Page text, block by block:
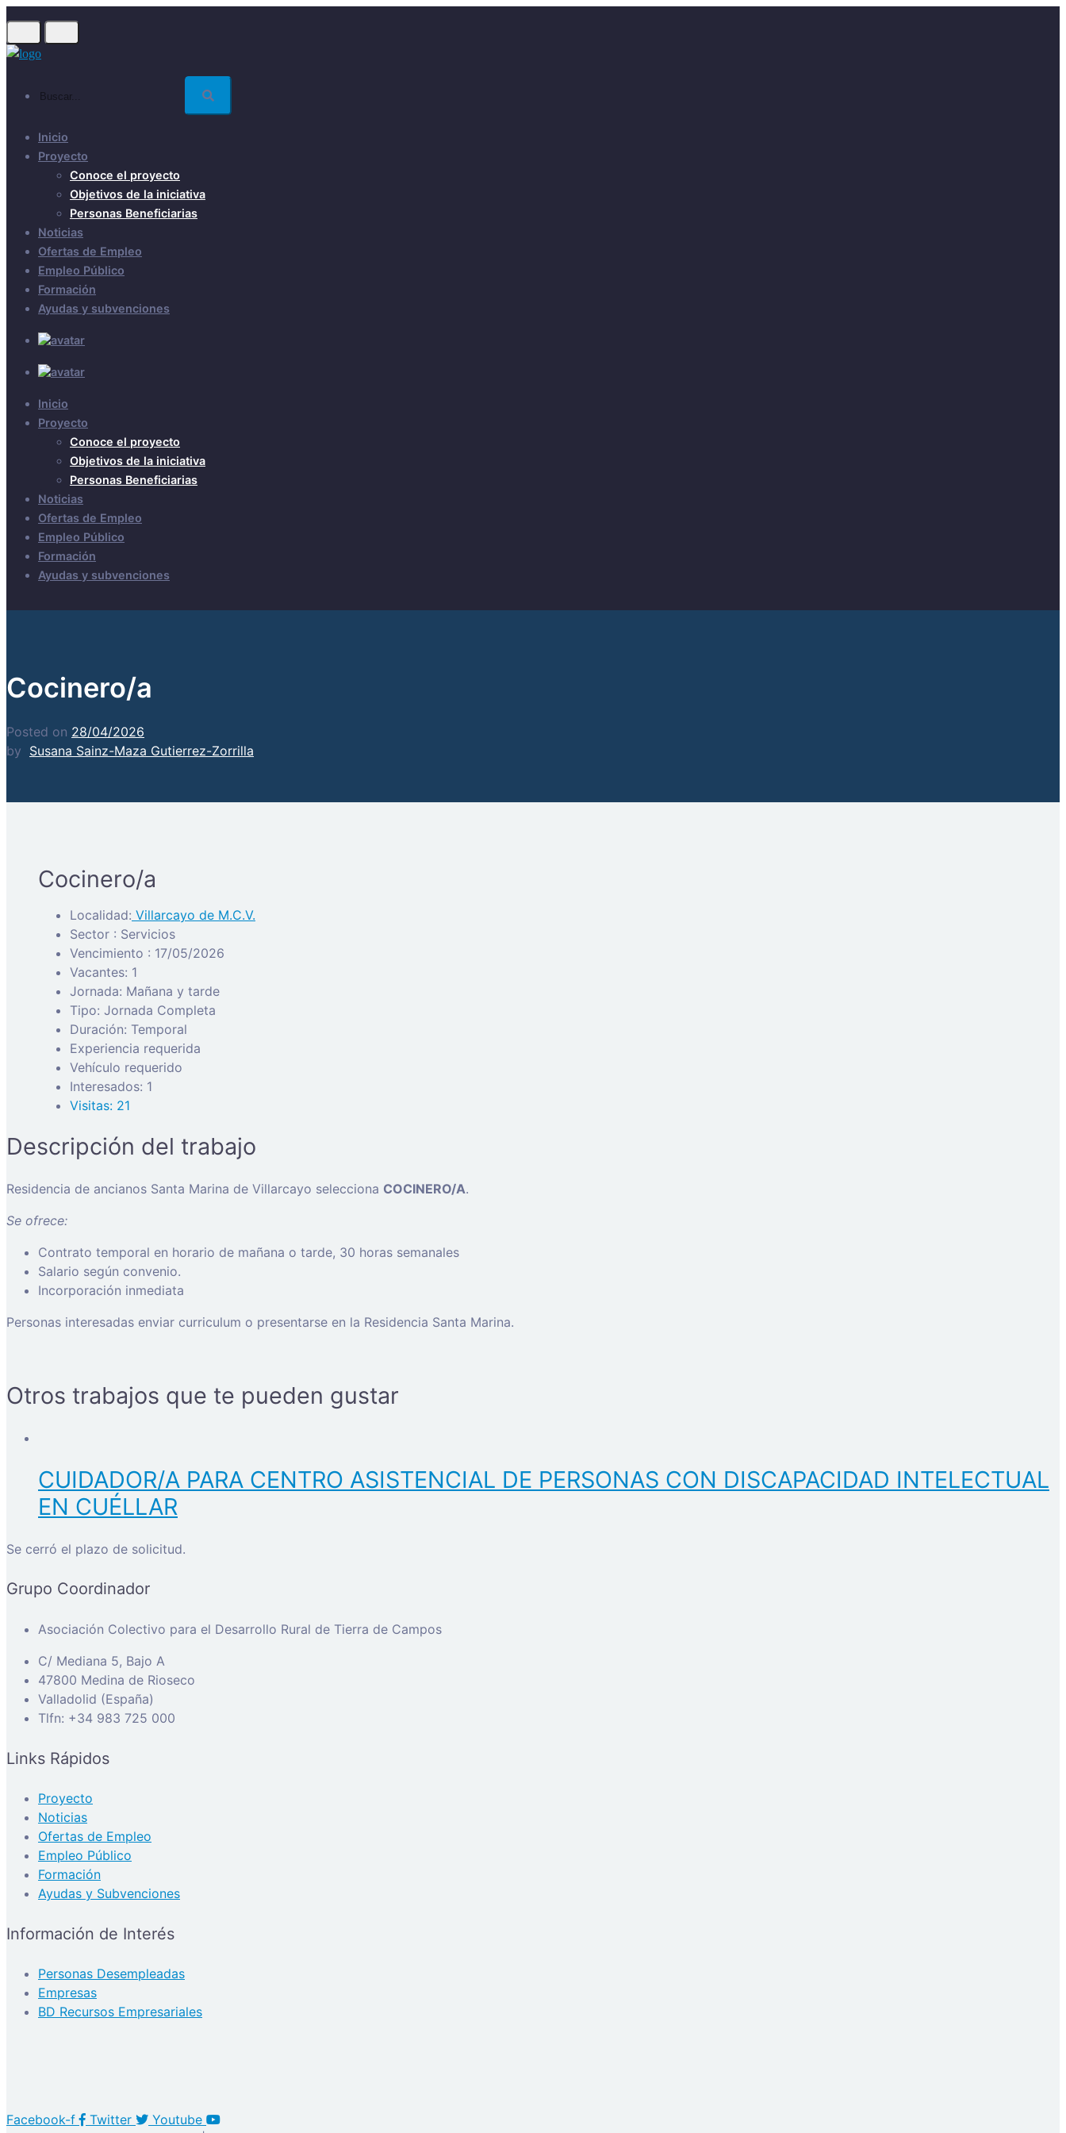
main
Inicio
Proyecto
Conoce el proyecto
Objetivos de la iniciativa
Personas Beneficiarias
Noticias
Ofertas de Empleo
Empleo Público
Formación
Ayudas y subvenciones
Inicio
Proyecto
Conoce el proyecto
Objetivos de la iniciativa
Personas Beneficiarias
Noticias
Ofertas de Empleo
Empleo Público
Formación
Ayudas y subvenciones
Cocinero/a
Posted on 28/04/2026
by Susana Sainz-Maza Gutierrez-Zorrilla
Cocinero/a
Localidad: Villarcayo de M.C.V.
Sector : Servicios
Vencimiento : 17/05/2026
Vacantes: 1
Jornada: Mañana y tarde
Tipo: Jornada Completa
Duración: Temporal
Experiencia requerida
Vehículo requerido
Interesados: 1
Visitas: 21
Descripción del trabajo
Residencia de ancianos Santa Marina de Villarcayo selecciona COCINERO/A.
Se ofrece:
Contrato temporal en horario de mañana o tarde, 30 horas semanales
Salario según convenio.
Incorporación inmediata
Personas interesadas enviar curriculum o presentarse en la Residencia Santa Marina.
Otros trabajos que te pueden gustar
CUIDADOR/A PARA CENTRO ASISTENCIAL DE PERSONAS CON DISCAPACIDAD INTELECTUAL
EN CUÉLLAR
Se cerró el plazo de solicitud.
Grupo Coordinador
Asociación Colectivo para el Desarrollo Rural de Tierra de Campos
C/ Mediana 5, Bajo A
47800 Medina de Rioseco
Valladolid (España)
Tlfn: +34 983 725 000
Links Rápidos
Proyecto
Noticias
Ofertas de Empleo
Empleo Público
Formación
Ayudas y Subvenciones
Información de Interés
Personas Desempleadas
Empresas
BD Recursos Empresariales
Facebook-f Twitter
Youtube